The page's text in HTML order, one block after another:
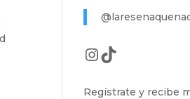
Instagram
TikTok
Regístrate y recibe